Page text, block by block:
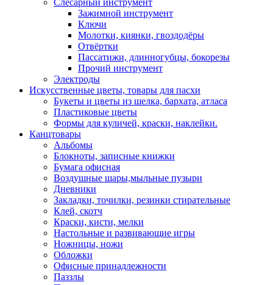
Зажимной инструмент
Ключи
Молотки, киянки, гвоздодёры
Отвёртки
Пассатижи, длинногубцы, бокорезы
Прочий инструмент
Электроды
Искусственные цветы, товары для пасхи
Букеты и цветы из шелка, бархата, атласа
Пластиковые цветы
Формы для куличей, краски, наклейки.
Канцтовары
Альбомы
Блокноты, записные книжки
Бумага офисная
Воздушные шары,мыльные пузыри
Дневники
Закладки, точилки, резинки стирательные
Клей, скотч
Краски, кисти, мелки
Настольные и развивающие игры
Ножницы, ножи
Обложки
Офисные принадлежности
Паззлы